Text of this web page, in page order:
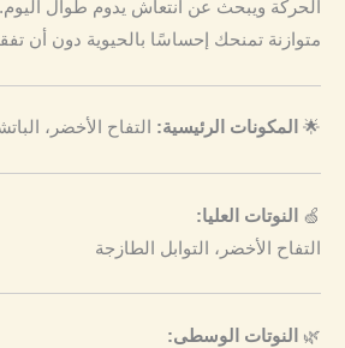
الحركة ويبحث عن انتعاش يدوم طوال
متوازنة تمنحك إحساسًا بالحيوية دون أن
🌟 المكونات الرئيسية: التفاح الأخضر،
🍏
النوتات العليا:
التفاح الأخضر، التوابل الطازجة
🌿
النوتات الوسطى: